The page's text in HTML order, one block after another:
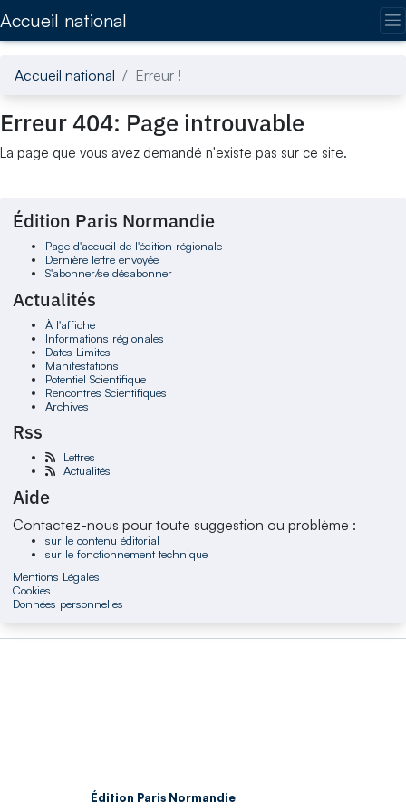
Accueil national
Accueil national Erreur !
Erreur 404: Page introuvable
La page que vous avez demandé n'existe pas sur ce site.
Édition Paris Normandie
Page d'accueil de l'édition régionale
Dernière lettre envoyée
S'abonner/se désabonner
Actualités
À l'affiche
Informations régionales
Dates Limites
Manifestations
Potentiel Scientifique
Rencontres Scientifiques
Archives
Rss
Lettres
Actualités
Aide
Contactez-nous pour toute suggestion ou problème :
sur le contenu éditorial
sur le fonctionnement technique
Mentions Légales
Cookies
Données personnelles
Édition Paris Normandie